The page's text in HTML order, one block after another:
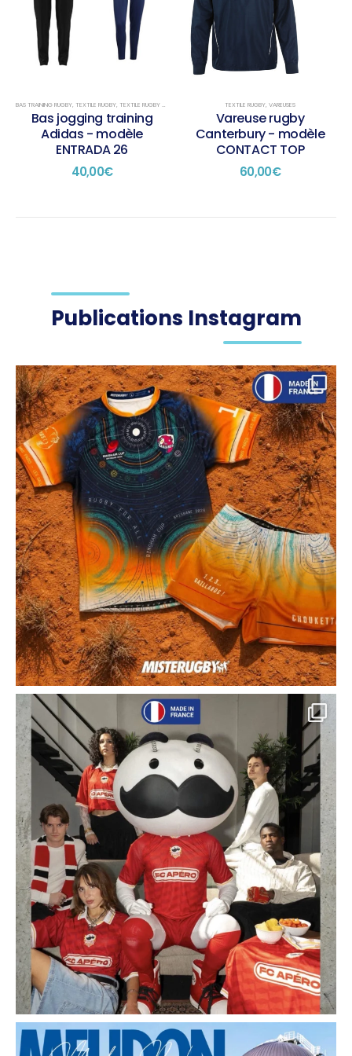
BAS TRAINING RUGBY, TEXTILE RUGBY, TEXTILE RUGBY TRAINING
Bas jogging training
Adidas - modèle
ENTRADA 26
40,00€
Les
options
peuvent
être
page
Les
options
peuvent
être
page
TEXTILE RUGBY, VAREUSES
Vareuse rugby
Canterbury - modèle
CONTACT TOP
60,00€
Publications Instagram